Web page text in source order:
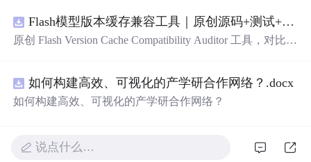
入约定、规则参数、结果结构和风险项，识别变更影响。
压缩包包含完整源码、3 项自动化测试、可复现合成示
原创与授权声明。运行时零第三方依赖，不包含热点产品
或开源项目源码、Logo、官方截图、论文、生产日志或其
他受限素材。
Flash模型版本缓存兼容工具｜原创源码+测试+离线报告
原创 Flash Version Cache Compatibility Auditor 工具，对比两
复现合成示例、离线 HTML/JSON/SVG 报告、1080×720
真实运行效果图、README、运行说明、功能清单、MIT
日志或其他受限素材。
如何构建高效、可视化的产学研合作网络？.docx
如何构建高效、可视化的产学研合作网络？
说点什么…